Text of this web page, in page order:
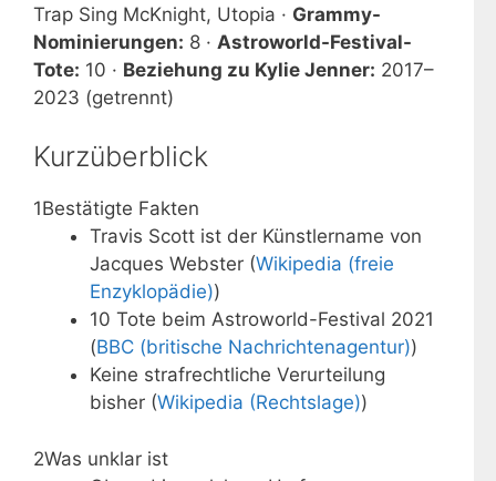
Trap Sing McKnight, Utopia · Grammy-
Nominierungen: 8 · Astroworld-Festival-
Tote: 10 · Beziehung zu Kylie Jenner: 2017–
2023 (getrennt)
Kurzüberblick
1Bestätigte Fakten
Travis Scott ist der Künstlername von
Jacques Webster (Wikipedia (freie
Enzyklopädie))
10 Tote beim Astroworld-Festival 2021
(BBC (britische Nachrichtenagentur))
Keine strafrechtliche Verurteilung
bisher (Wikipedia (Rechtslage))
2Was unklar ist